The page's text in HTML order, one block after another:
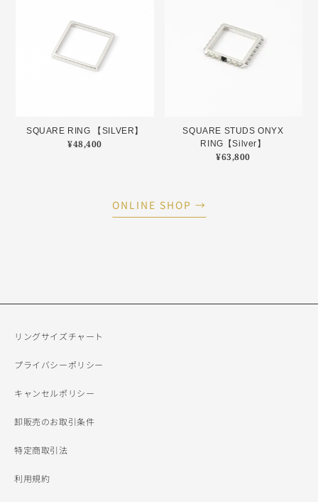
SQUARE RING 【SILVER】
¥48,400
SQUARE STUDS ONYX
RING【Silver】
¥63,800
ONLINE SHOP →
リングサイズチャート
プライバシーポリシー
キャンセルポリシー
卸販売のお取引条件
特定商取引法
利用規約